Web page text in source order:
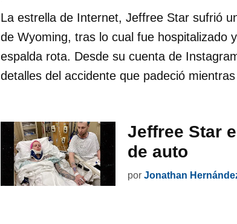
La estrella de Internet, Jeffree Star sufrió
de Wyoming, tras lo cual fue hospitalizado
espalda rota. Desde su cuenta de
detalles del accidente que padeció
Jeffree Star
de auto
por Jonathan